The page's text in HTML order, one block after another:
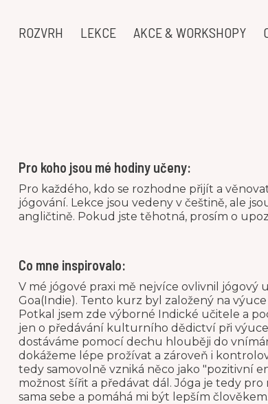
ROZVRH LEKCE AKCE & WORKSHOPY
Pro koho jsou mé hodiny učeny:
Pro každého, kdo se rozhodne přijít a
jógování. Lekce jsou vedeny v češtině, ale
angličtině. Pokud jste těhotná, prosím o
Co mne inspirovalo:
V mé jógové praxi mě nejvíce ovlivnil jógový
Goa(Indie). Tento kurz byl založený na
Potkal jsem zde výborné Indické učitele a
jen o předávání kulturního dědictví při
dostáváme pomocí dechu hlouběji do
dokážeme lépe prožívat a zároveň i
tedy samovolně vzniká něco jako "pozitivní
možnost šířit a předávat dál. Jóga je tedy
sama sebe a pomáhá mi být lepším člověkem.